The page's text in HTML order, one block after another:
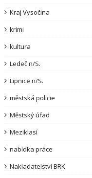
Kraj Vysočina
krimi
kultura
Ledeč n/S.
Lipnice n/S.
městská policie
Městský úřad
Meziklasí
nabídka práce
Nakladatelství BRK